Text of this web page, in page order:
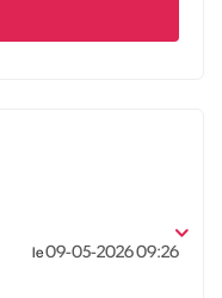
le‎09-05-202609:26